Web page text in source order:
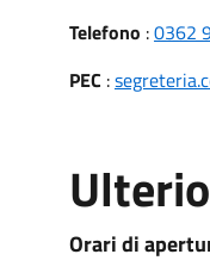
Telefono :0362
PEC :
Orari di